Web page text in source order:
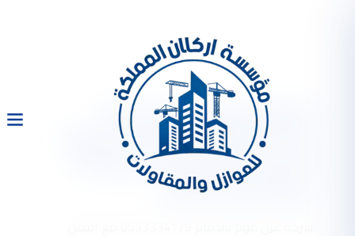
شركة عزل فوم بالدمام
0533334179 مع أفضل مواد
مع ضمان شامل